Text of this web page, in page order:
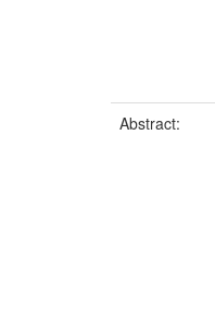
Abstract: